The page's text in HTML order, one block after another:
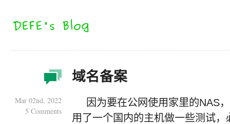
域名备案
Mar 02nd, 2022
5 Comments
因为要在公网使用家里的NAS
用了一个国内的主机做一些测试